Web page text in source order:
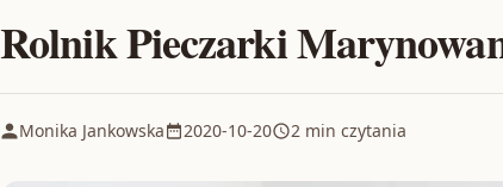
Rolnik Pieczarki
Monika Jankowska 2020-10-20 2 min czytania